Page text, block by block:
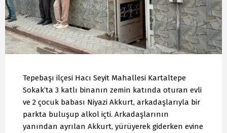
Tepebaşı ilçesi Hacı Seyit Mahallesi Kartaltepe
Sokak’ta 3 katlı binanın zemin katında oturan evli
ve 2 çocuk babası Niyazi Akkurt, arkadaşlarıyla bir
parkta buluşup alkol içti. Arkadaşlarının
yanından ayrılan Akkurt, yürüyerek giderken evine